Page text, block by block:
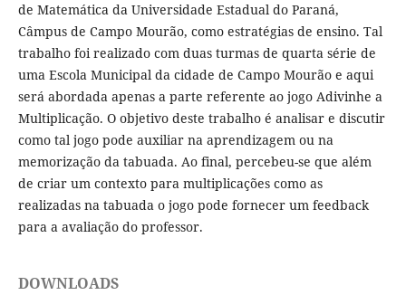
de Matemática da Universidade Estadual do Paraná,
Câmpus de Campo Mourão, como estratégias de ensino. Tal
trabalho foi realizado com duas turmas de quarta série de
uma Escola Municipal da cidade de Campo Mourão e aqui
será abordada apenas a parte referente ao jogo Adivinhe a
Multiplicação. O objetivo deste trabalho é analisar e discutir
como tal jogo pode auxiliar na aprendizagem ou na
memorização da tabuada. Ao final, percebeu-se que além
de criar um contexto para multiplicações como as
realizadas na tabuada o jogo pode fornecer um feedback
para a avaliação do professor.
DOWNLOADS